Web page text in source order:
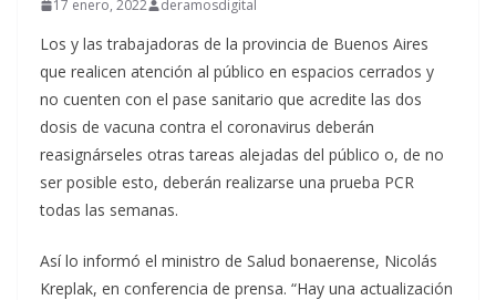
17 enero, 2022 deramosdigital
Los y las trabajadoras de la provincia de Buenos Aires
que realicen atención al público en espacios cerrados y
no cuenten con el pase sanitario que acredite las dos
dosis de vacuna contra el coronavirus deberán
reasignárseles otras tareas alejadas del público o, de no
ser posible esto, deberán realizarse una prueba PCR
todas las semanas.
Así lo informó el ministro de Salud bonaerense, Nicolás
Kreplak, en conferencia de prensa. “Hay una actualización